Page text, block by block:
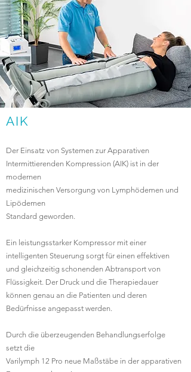
AIK
Der Einsatz von Systemen zur Apparativen
Intermittierenden Kompression (AIK) ist in der
modernen
medizinischen Versorgung von Lymphödemen und
Lipödemen
Standard geworden.
Ein leistungsstarker Kompressor mit einer
intelligenten Steuerung sorgt für einen effektiven
und gleichzeitig schonenden Abtransport von
Flüssigkeit. Der Druck und die Therapiedauer
können genau an die Patienten und deren
Bedürfnisse angepasst werden.
Durch die überzeugenden Behandlungserfolge
setzt die
Varilymph 12 Pro neue Maßstäbe in der apparativen